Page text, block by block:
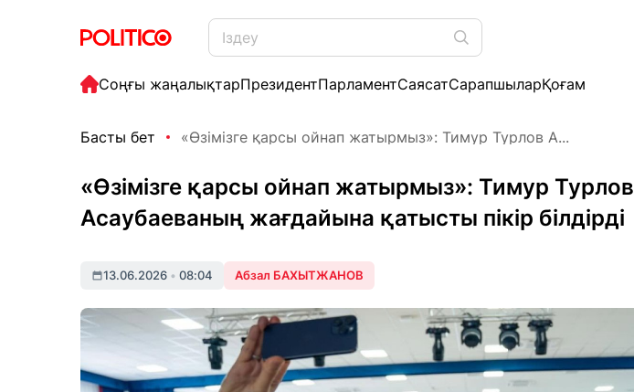
Соңғы жаңалықтарПрезидентПарламентСаясатСарапшыларҚоғам
Басты бет «Өзімізге қарсы ойнап жатырмыз»: Тимур Турлов А...
«Өзімізге қарсы ойнап жатырмыз»: Тимур Турлов
Асаубаеваның жағдайына қатысты пікір білдірді
13.06.2026 • 08:04 Абзал БАХЫТЖАНОВ